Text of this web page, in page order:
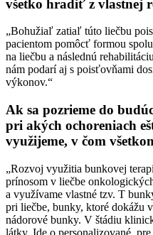
všetko hradiť z vlastnej
„Bohužiaľ zatiaľ túto liečbu
pacientom pomôcť formou
na liečbu a následnú
nám podarí aj s poisťovňami
výkonov.“
Ak sa pozrieme do
pri akých ochoreniach
využijeme, v čom
„Rozvoj využitia bunkovej
prínosom v liečbe
a využívame vlastné tzv. T
pri liečbe, bunky, ktoré
nádorové bunky. V štádiu
látky. Ide o personalizované,